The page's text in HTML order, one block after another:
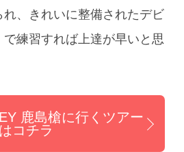
れ、きれいに整備されたデビ
練習すれば上達が早いと思
鹿島槍に行くツアー
はコチラ